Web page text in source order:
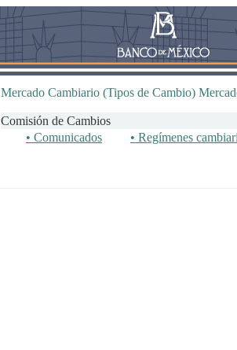
Mercado Cambiario (Tipos de Cambio)
Comisión de Cambios
• Comunicados
• Regímenes